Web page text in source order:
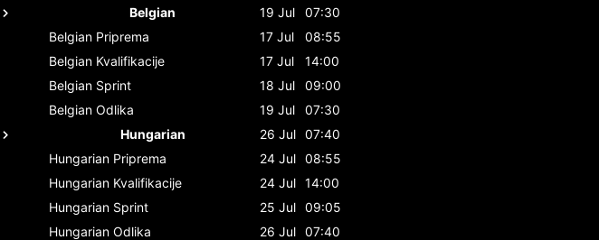
Belgian
19 Jul
07:30
Belgian Priprema 17 Jul
08:55
Belgian Kvalifikacije 17 Jul
14:00
Belgian Sprint 18 Jul
09:00
Belgian Odlika 19 Jul
07:30
Hungarian
26 Jul 07:40
Hungarian Priprema 24 Jul 08:55
Hungarian Kvalifikacije 24 Jul 14:00
Hungarian Sprint 25 Jul 09:05
Hungarian Odlika 26 Jul 07:40